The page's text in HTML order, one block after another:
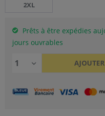
2XL
Prêts à être expédies
jours ouvrables